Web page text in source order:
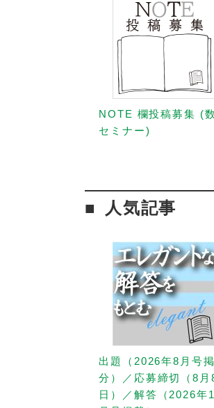
NOTE 欄投稿募集 (
セミナー)
人気記事
出題（2026年8月号
分）／応募締切（8月
日）／解答（2026年